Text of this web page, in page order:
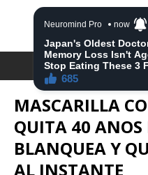
MASCARILLA
QUITA 40 ANOS
BLANQUEA Y
AL INSTANTE